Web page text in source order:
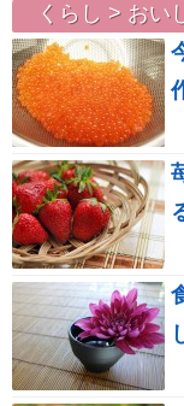
くらし > おい